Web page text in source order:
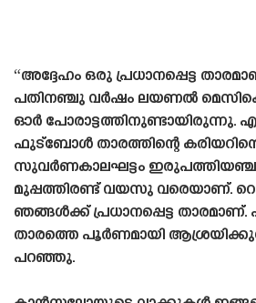
“അദ്ദേഹം ഒരു പ്രധാനപ്പെട്ട
പതിനഞ്ചു വർഷം ലയണൽ
ഓർ പോരാട്ടത്തിനുണ്ടായിരുന്നു.
ഫുട്ബോൾ താരത്തിന്റെ
സുവർണകാലഘട്ടം
മുപ്പത്തിരണ്ട് വയസു വരെയാണ്.
ഞങ്ങൾക്ക് പ്രധാനപ്പെട്ട താരമാണ്.
താരത്തെ പൂർണമായി
പറഞ്ഞു.